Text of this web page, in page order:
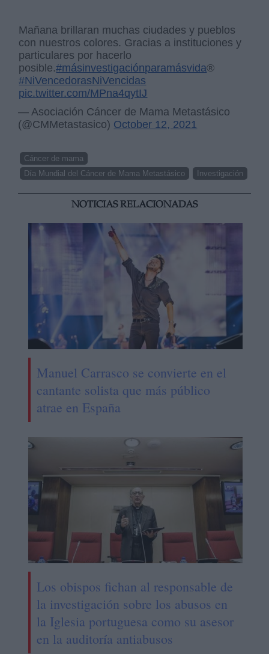
Mañana brillaran muchas ciudades y pueblos
con nuestros colores. Gracias a instituciones y
particulares por hacerlo
posible.#másinvestigaciónparamásvida®
#NiVencedorasNiVencidas
pic.twitter.com/MPna4qytIJ
— Asociación Cáncer de Mama Metastásico
(@CMMetastasico) October 12, 2021
Cáncer de mama
Día Mundial del Cáncer de Mama Metastásico
Investigación
NOTICIAS RELACIONADAS
Manuel Carrasco se convierte en el
cantante solista que más público
atrae en España
Los obispos fichan al responsable de
la investigación sobre los abusos en
la Iglesia portuguesa como su asesor
en la auditoría antiabusos